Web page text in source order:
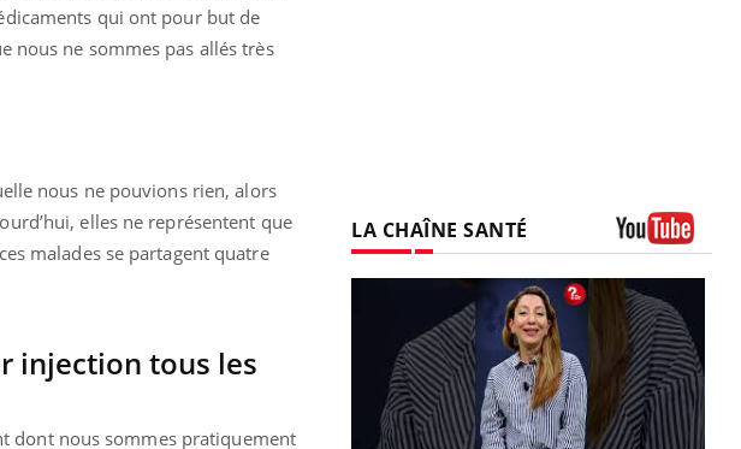
qui ont pour but de
nous ne sommes pas allés très
nous ne pouvions rien, alors
elles ne représentent que
malades se partagent quatre
injection tous les
dont nous sommes pratiquement
LA CHAÎNE SANTÉ